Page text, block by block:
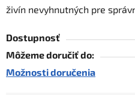
živín nevyhnutných pre
Dostupnosť
Môžeme doručiť do:
Možnosti doručenia